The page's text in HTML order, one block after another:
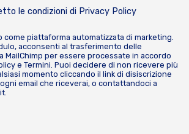
le condizioni di Privacy Policy
come piattaforma automatizzata di marketing.
acconsenti al trasferimento delle
MailChimp per essere processate in accordo
e Termini. Puoi decidere di non ricevere più
momento cliccando il link di disiscrizione
email che riceverai, o contattandoci a
.